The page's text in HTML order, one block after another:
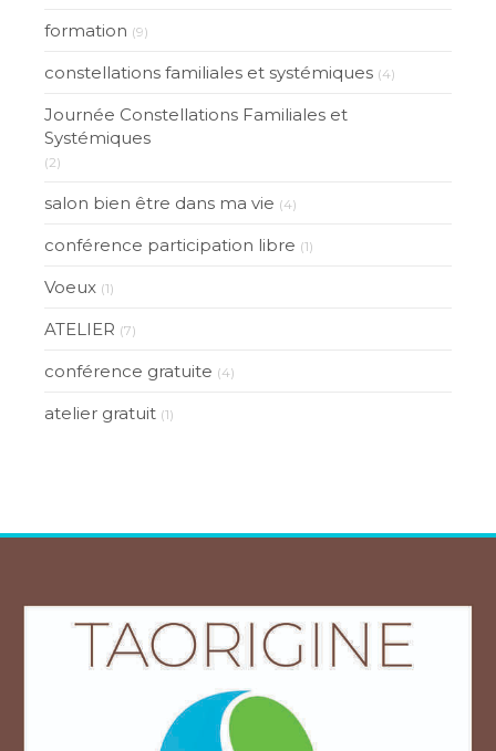
formation (9)
constellations familiales et systémiques (4)
Journée Constellations Familiales et
Systémiques
(2)
salon bien être dans ma vie (4)
conférence participation libre (1)
Voeux (1)
ATELIER (7)
conférence gratuite (4)
atelier gratuit (1)